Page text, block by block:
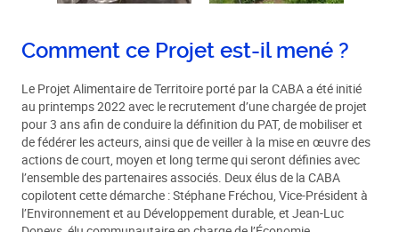
Comment ce Projet est-il mené ?
Le Projet Alimentaire de Territoire porté par la CABA a été initié
au printemps 2022 avec le recrutement d’une chargée de projet
pour 3 ans afin de conduire la définition du PAT, de mobiliser et
de fédérer les acteurs, ainsi que de veiller à la mise en œuvre des
actions de court, moyen et long terme qui seront définies avec
l’ensemble des partenaires associés. Deux élus de la CABA
copilotent cette démarche : Stéphane Fréchou, Vice-Président à
l’Environnement et au Développement durable, et Jean-Luc